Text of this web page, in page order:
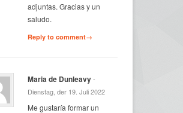
adjuntas. Gracias y un
saludo.
Reply to comment→
Maria de Dunleavy-
Dienstag, der 19. Juli 2022
Me gustaría formar un